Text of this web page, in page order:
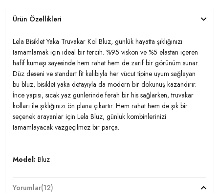
Ürün Özellikleri
Lela Bisiklet Yaka Truvakar Kol Bluz, günlük hayatta şıklığınızı
tamamlamak için ideal bir tercih. %95 viskon ve %5 elastan içeren
hafif kumaşı sayesinde hem rahat hem de zarif bir görünüm sunar.
Düz deseni ve standart fit kalıbıyla her vücut tipine uyum sağlayan
bu bluz, bisiklet yaka detayıyla da modern bir dokunuş kazandırır.
İnce yapısı, sıcak yaz günlerinde ferah bir his sağlarken, truvakar
kolları ile şıklığınızı ön plana çıkartır. Hem rahat hem de şık bir
seçenek arayanlar için Lela Bluz, günlük kombinlerinizi
tamamlayacak vazgeçilmez bir parça.
Model: Bluz
Yorumlar(12)